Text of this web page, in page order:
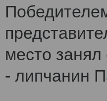
место
- липчанин